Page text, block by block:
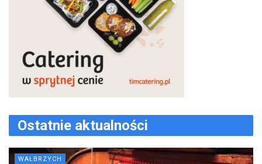
Ostatnie aktualności
WAŁBRZYCH